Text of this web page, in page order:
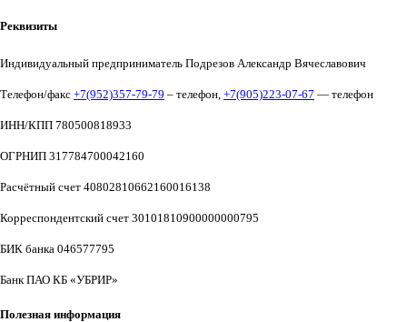
Реквизиты
Индивидуальный предприниматель Подрезов Александр Вячеславович
Телефон/факс +7(952)357-79-79 – телефон, +7(905)223-07-67 — телефон
ИНН/КПП 780500818933
ОГРНИП 317784700042160
Расчётный счет 40802810662160016138
Корреспондентский счет 30101810900000000795
БИК банка 046577795
Банк ПАО КБ «УБРИР»
Полезная информация